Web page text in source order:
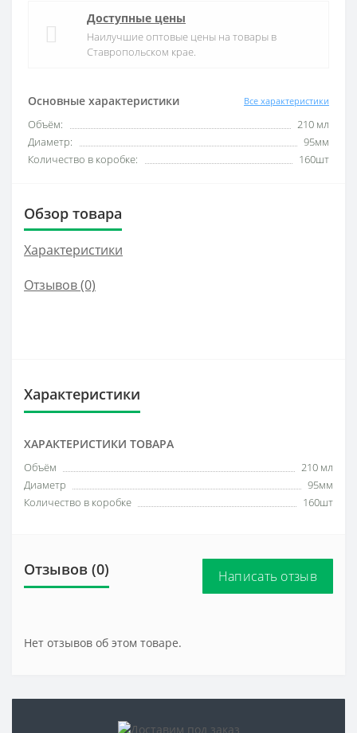
Основные характеристики Все характеристики
Объём:
210 мл
Диаметр:
95мм
Количество в коробке:
160шт
Доступные цены
Наилучшие оптовые цены на товары в
Ставропольском крае.
Обзор товара
Характеристики
Отзывов (0)
Характеристики
ХАРАКТЕРИСТИКИ ТОВАРА
Объём
210 мл
Диаметр
95мм
Количество в коробке
160шт
Отзывов (0) Написать отзыв
Нет отзывов об этом товаре.